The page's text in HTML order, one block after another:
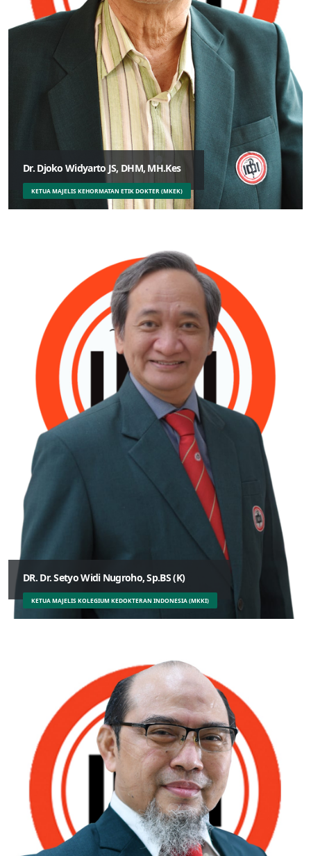
Dr. Djoko Widyarto JS, DHM, MH.Kes
KETUA MAJELIS KEHORMATAN ETIK DOKTER (MKEK)
DR. Dr. Setyo Widi Nugroho, Sp.BS (K)
KETUA MAJELIS KOLEGIUM KEDOKTERAN INDONESIA (MKKI)